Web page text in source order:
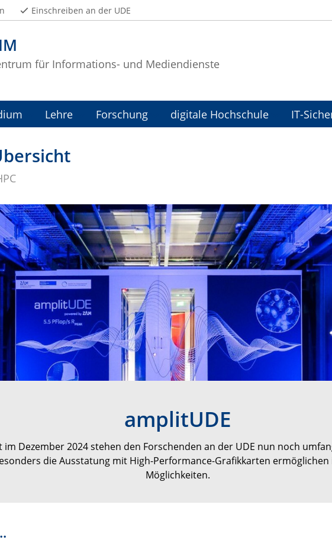
für Informations- und Mediendienste
Einschreiben an der UDE
Lehre Forschung digitale Hochschule IT-
amplitUDE
Dezember 2024 stehen den Forschenden an der UDE nun noch
die Ausstatung mit High-Performance-Grafikkarten
Möglichkeiten.